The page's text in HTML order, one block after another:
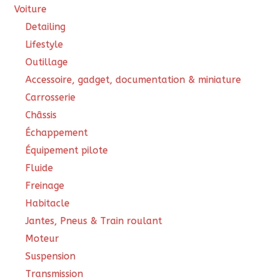
Voiture
Detailing
Lifestyle
Outillage
Accessoire, gadget, documentation & miniature
Carrosserie
Châssis
Échappement
Équipement pilote
Fluide
Freinage
Habitacle
Jantes, Pneus & Train roulant
Moteur
Suspension
Transmission